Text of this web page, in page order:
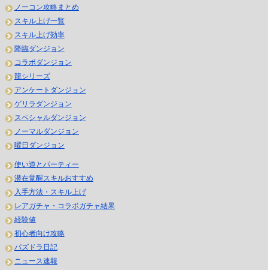
ノーコン攻略まとめ
スキル上げ一覧
スキル上げ効率
降臨ダンジョン
コラボダンジョン
龍シリーズ
アンケートダンジョン
ゲリラダンジョン
スペシャルダンジョン
ノーマルダンジョン
曜日ダンジョン
使い道とパーティー
潜在覚醒スキルおすすめ
入手方法・スキル上げ
レアガチャ・コラボガチャ結果
経験値
初心者向け攻略
パズドラ日記
ニュース速報